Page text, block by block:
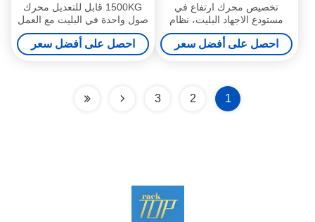
تخصيص محرك ارتفاع في
مستودع الاجهاد البليت، نظام
الصلب الأرفف
احصل على أفضل سعر
1500KG قابل للتعديل محرك
صول واحدة في البليت مع العمل
رافعة شوكية
احصل على أفضل سعر
1
2
3